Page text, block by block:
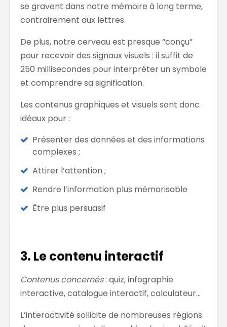
se gravent dans notre mémoire à long terme,
contrairement aux lettres.
De plus, notre cerveau est presque “conçu”
pour recevoir des signaux visuels : il suffit de
250 millisecondes pour interpréter un symbole
et comprendre sa signification.
Les contenus graphiques et visuels sont donc
idéaux pour :
Présenter des données et des informations
complexes ;
Attirer l’attention ;
Rendre l’information plus mémorisable
Être plus persuasif
3. Le contenu interactif
Contenus concernés: quiz, infographie
interactive, catalogue interactif, calculateur…
L’interactivité sollicite de nombreuses régions